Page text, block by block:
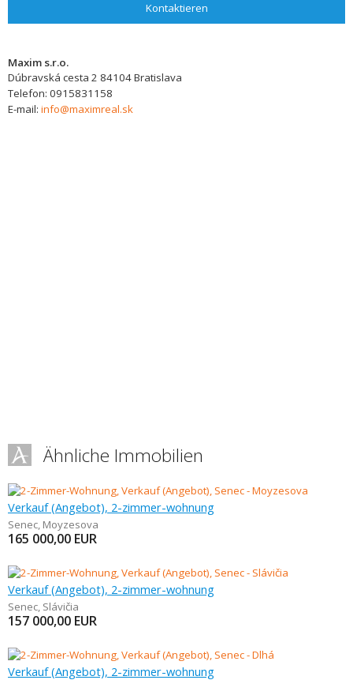
Kontaktieren
Maxim s.r.o.
Dúbravská cesta 2 84104Bratislava
Telefon: 0915831158
E-mail: info@maximreal.sk
Ähnliche Immobilien
Verkauf (Angebot), 2-zimmer-wohnung
Senec, Moyzesova
165 000,00 EUR
Verkauf (Angebot), 2-zimmer-wohnung
Senec, Slávičia
157 000,00 EUR
Verkauf (Angebot), 2-zimmer-wohnung